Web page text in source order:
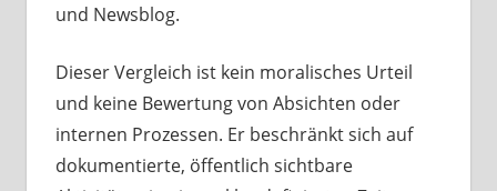
und Newsblog.
Dieser Vergleich ist kein moralisches Urteil
und keine Bewertung von Absichten oder
internen Prozessen. Er beschränkt sich auf
dokumentierte, öffentlich sichtbare